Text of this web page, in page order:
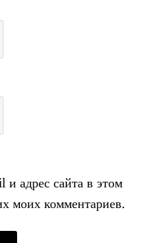
адрес сайта в этом
моих комментариев.